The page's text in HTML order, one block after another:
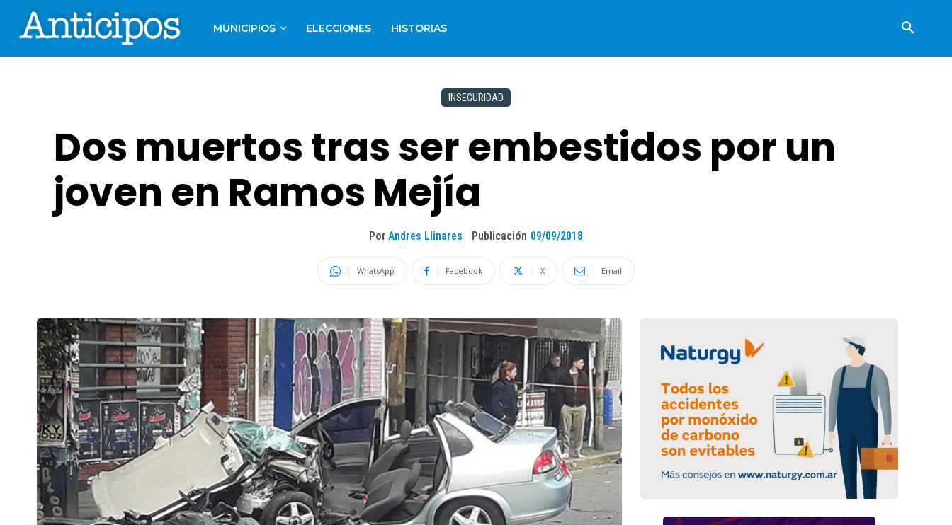
MUNICIPIOS ELECCIONES HISTORIAS
INSEGURIDAD
Dos muertos tras ser embestidos por un
joven en Ramos Mejía
Por Andres Llinares Publicación 09/09/2018
WhatsApp Facebook X Email